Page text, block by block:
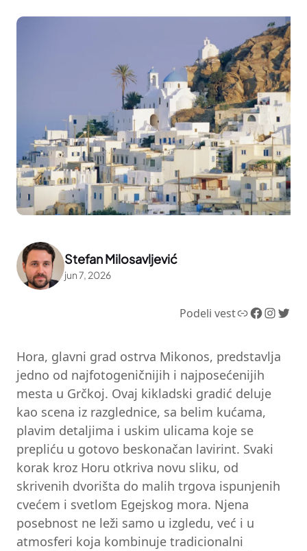
Stefan Milosavljević
jun 7, 2026
Podeli vestLink Facebook InstagramTwitter
Hora, glavni grad ostrva Mikonos, predstavlja
jedno od najfotogeničnijih i najposećenijih
mesta u Grčkoj. Ovaj kikladski gradić deluje
kao scena iz razglednice, sa belim kućama,
plavim detaljima i uskim ulicama koje se
prepliću u gotovo beskonačan lavirint. Svaki
korak kroz Horu otkriva novu sliku, od
skrivenih dvorišta do malih trgova ispunjenih
cvećem i svetlom Egejskog mora. Njena
posebnost ne leži samo u izgledu, već i u
atmosferi koja kombinuje tradicionalni